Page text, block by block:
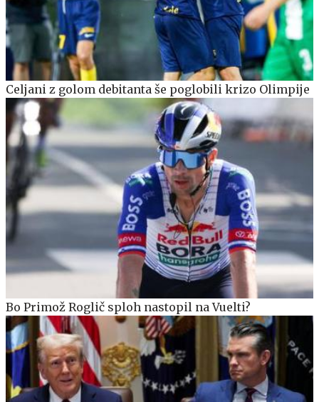
Celjani z golom debitanta še poglobili krizo Olimpije
Bo Primož Roglič sploh nastopil na Vuelti?